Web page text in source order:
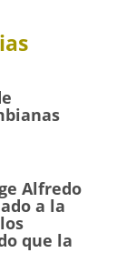
Alfredo
a la
que la